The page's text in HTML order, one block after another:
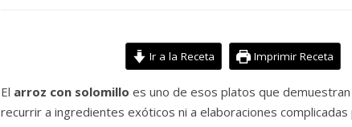
Ir a la Receta Imprimir Receta
El arroz con solomillo es uno de esos platos que
recurrir a ingredientes exóticos ni a elaboraciones